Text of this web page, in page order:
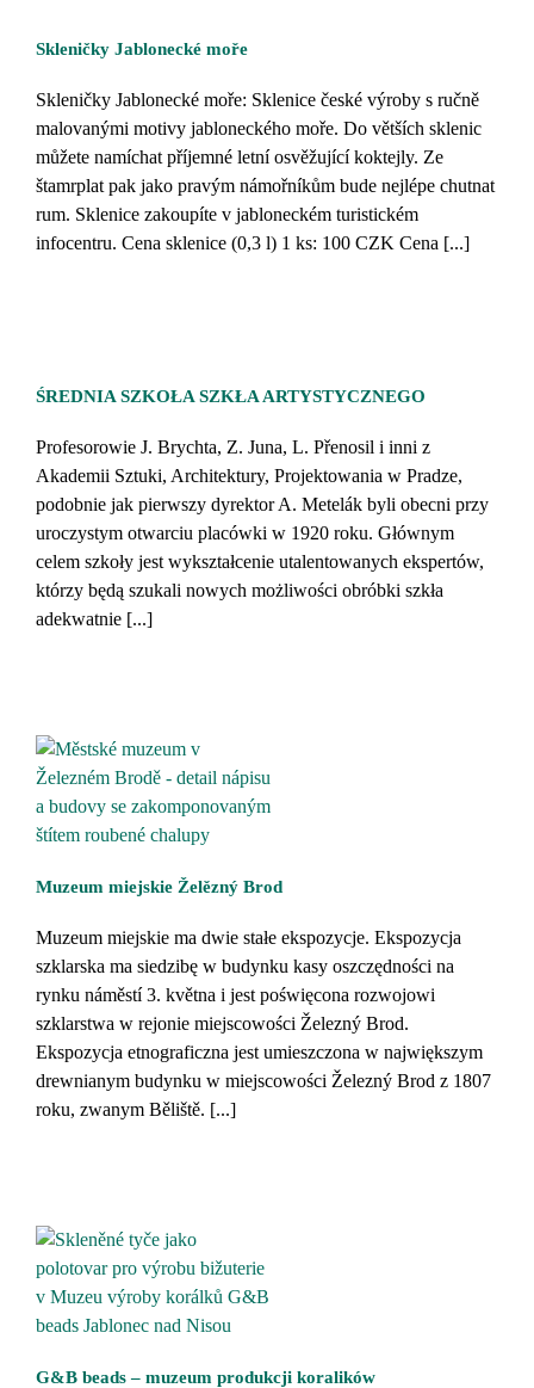
Skleničky Jablonecké moře
Skleničky Jablonecké moře: Sklenice české výroby s ručně
malovanými motivy jabloneckého moře. Do větších sklenic
můžete namíchat příjemné letní osvěžující koktejly. Ze
štamrplat pak jako pravým námořníkům bude nejlépe chutnat
rum. Sklenice zakoupíte v jabloneckém turistickém
infocentru. Cena sklenice (0,3 l) 1 ks: 100 CZK Cena [...]
ŚREDNIA SZKOŁA SZKŁA ARTYSTYCZNEGO
Profesorowie J. Brychta, Z. Juna, L. Přenosil i inni z
Akademii Sztuki, Architektury, Projektowania w Pradze,
podobnie jak pierwszy dyrektor A. Metelák byli obecni przy
uroczystym otwarciu placówki w 1920 roku. Głównym
celem szkoły jest wykształcenie utalentowanych ekspertów,
którzy będą szukali nowych możliwości obróbki szkła
adekwatnie [...]
Muzeum miejskie Želězný Brod
Muzeum miejskie ma dwie stałe ekspozycje. Ekspozycja
szklarska ma siedzibę w budynku kasy oszczędności na
rynku náměstí 3. května i jest poświęcona rozwojowi
szklarstwa w rejonie miejscowości Železný Brod.
Ekspozycja etnograficzna jest umieszczona w największym
drewnianym budynku w miejscowości Železný Brod z 1807
roku, zwanym Běliště. [...]
G&B beads – muzeum produkcji koralików